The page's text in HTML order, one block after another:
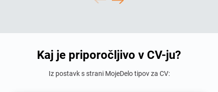
Kaj je priporočljivo v CV-ju?
Iz postavk s strani MojeDelo tipov za CV: